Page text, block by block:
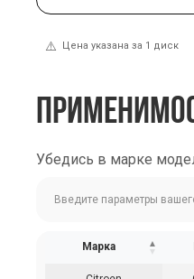
⚠️ Цена указана за 1 диск
Убедись в марке
Марка